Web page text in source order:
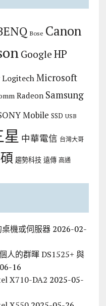
Bose Canon
Google HP
Logitech Microsoft
Radeon Samsung
Mobile SSD USB
星 中華電信 台灣大哥
趨勢科技 遠傳 高通
機或伺服器 2026-02-
人的群暉 DS1525+ 與
16
X710-DA2 2025-05-